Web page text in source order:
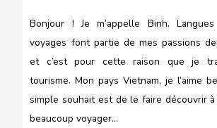
Bonjour ! Je m’appelle Binh.
voyages font partie de mes passions
et c’est pour cette raison que je
tourisme. Mon pays Vietnam, je l’aime
simple souhait est de le faire découvrir à
beaucoup voyager…